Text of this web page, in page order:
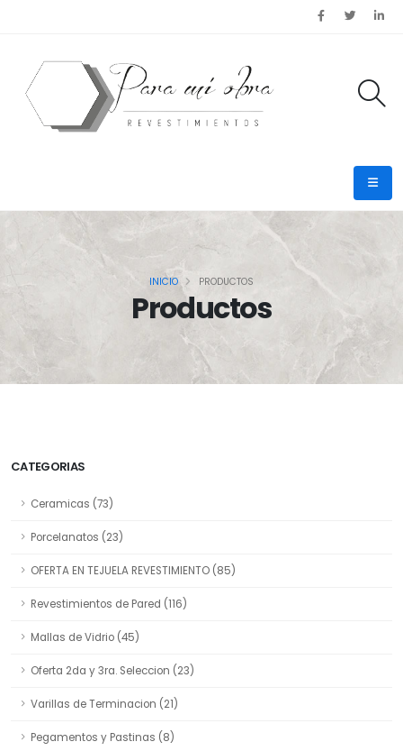
Productos
INICIO PRODUCTOS
CATEGORIAS
Ceramicas (73)
Porcelanatos (23)
OFERTA EN TEJUELA REVESTIMIENTO (85)
Revestimientos de Pared (116)
Mallas de Vidrio (45)
Oferta 2da y 3ra. Seleccion (23)
Varillas de Terminacion (21)
Pegamentos y Pastinas (8)